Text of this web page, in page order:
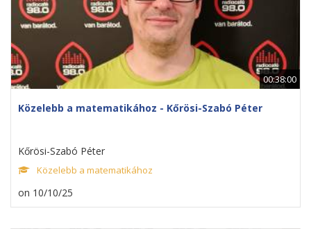
00:38:00
Közelebb a matematikához - Kőrösi-Szabó Péter
Kőrösi-Szabó Péter
Közelebb a matematikához
on 10/10/25